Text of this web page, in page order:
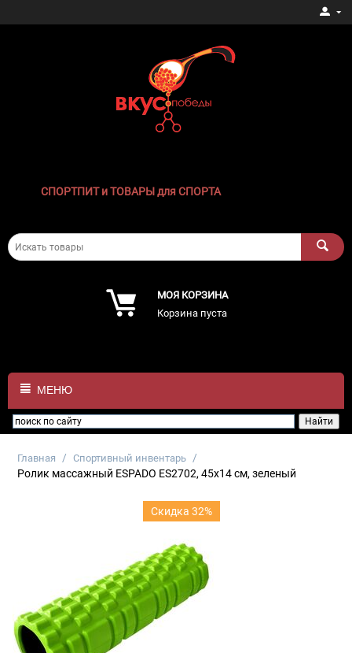
СПОРТПИТ и ТОВАРЫ для СПОРТА
МОЯ КОРЗИНА
Корзина пуста
МЕНЮ
Главная / Спортивный инвентарь /
Ролик массажный ESPADO ES2702, 45х14 см, зеленый
Скидка 32%